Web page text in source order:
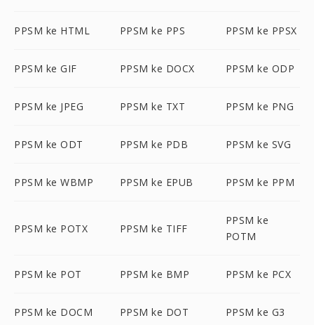
PPSM ke HTML PPSM ke PPS PPSM ke PPSX
PPSM ke GIF PPSM ke DOCX PPSM ke ODP
PPSM ke JPEG PPSM ke TXT PPSM ke PNG
PPSM ke ODT PPSM ke PDB PPSM ke SVG
PPSM ke WBMP PPSM ke EPUB PPSM ke PPM
PPSM ke POTX PPSM ke TIFF
PPSM ke
POTM
PPSM ke POT PPSM ke BMP PPSM ke PCX
PPSM ke DOCM PPSM ke DOT PPSM ke G3